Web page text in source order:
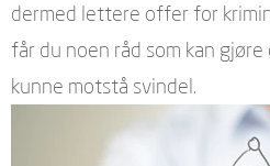
dermed lettere offer for
får du noen råd som kan
kunne motstå svindel.